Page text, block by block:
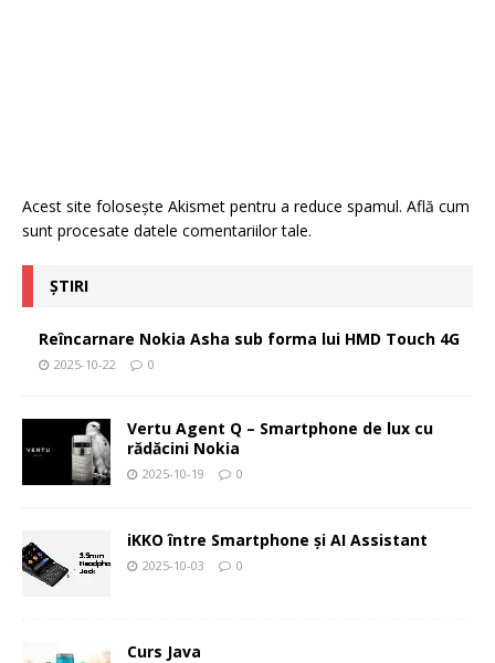
Acest site folosește Akismet pentru a reduce spamul. Află cum
sunt procesate datele comentariilor tale.
ȘTIRI
Reîncarnare Nokia Asha sub forma lui HMD Touch 4G
2025-10-22 0
Vertu Agent Q – Smartphone de lux cu
rădăcini Nokia
2025-10-19 0
iKKO între Smartphone și AI Assistant
2025-10-03 0
Curs Java